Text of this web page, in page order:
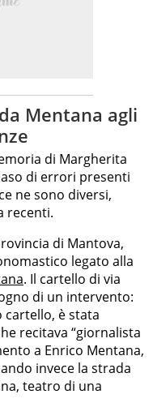
Mentana agli
di Margherita
di errori presenti
ne sono diversi,
recenti.
di Mantova,
legato alla
. Il cartello di via
di un intervento:
è stata
recitava “giornalista
a Enrico Mentana,
invece la strada
teatro di una